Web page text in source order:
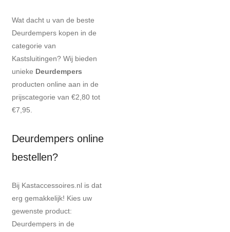
Wat dacht u van de beste
Deurdempers kopen in de
categorie van
Kastsluitingen? Wij bieden
unieke Deurdempers
producten online aan in de
prijscategorie van €2,80 tot
€7,95.
Deurdempers online
bestellen?
Bij Kastaccessoires.nl is dat
erg gemakkelijk! Kies uw
gewenste product:
Deurdempers in de